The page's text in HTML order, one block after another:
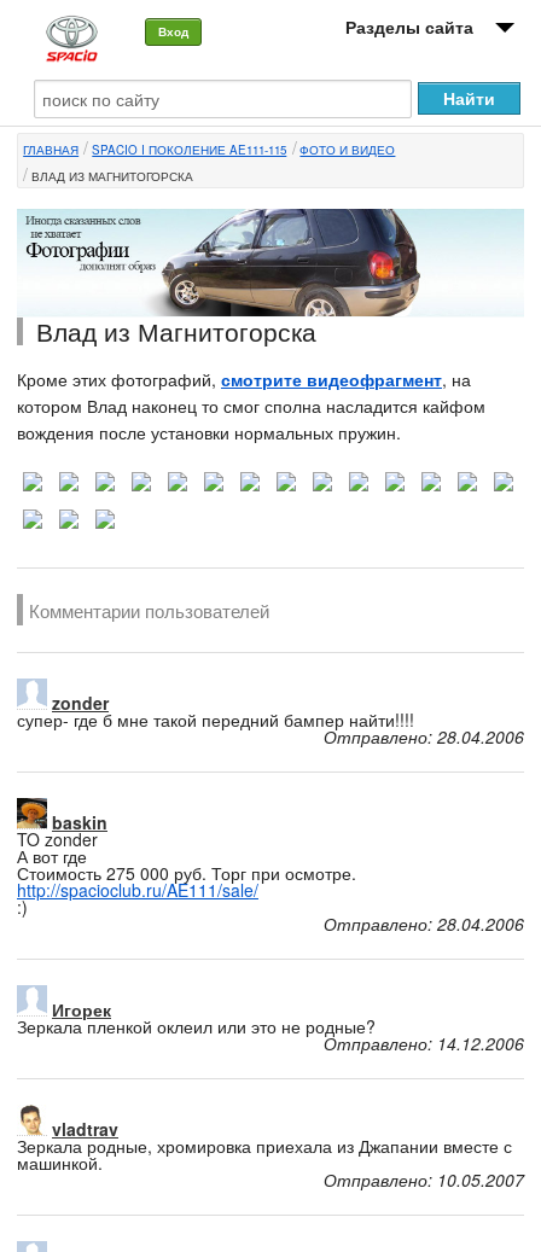
Вход Разделы сайта
О машине
Автоклуб
Форумы
Сервисы и услуги
ГЛАВНАЯ SPACIO I ПОКОЛЕНИЕ AE111-115
ФОТО И ВИДЕО
ВЛАД ИЗ МАГНИТОГОРСКА
Влад из Магнитогорска
Кроме этих фотографий, смотрите видеофрагмент, на
котором Влад наконец то смог сполна насладится кайфом
вождения после установки нормальных пружин.
Комментарии пользователей
zonder
супер- где б мне такой передний бампер найти!!!!
Отправлено: 28.04.2006
baskin
TO zonder
А вот где
Стоимость 275 000 руб. Торг при осмотре.
http://spacioclub.ru/AE111/sale/
:)
Отправлено: 28.04.2006
Игорек
Зеркала пленкой оклеил или это не родные?
Отправлено: 14.12.2006
vladtrav
Зеркала родные, хромировка приехала из Джапании вместе с
машинкой.
Отправлено: 10.05.2007